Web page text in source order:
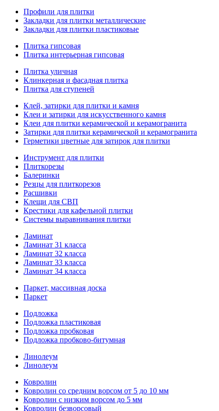
Профили для плитки
Закладки для плитки металлические
Закладки для плитки пластиковые
Плитка гипсовая
Плитка интерьерная гипсовая
Плитка уличная
Клинкерная и фасадная плитка
Плитка для ступеней
Клей, затирки для плитки и камня
Клеи и затирки для искусственного камня
Клеи для плитки керамической и керамогранита
Затирки для плитки керамической и керамогранита
Герметики цветные для затирок для плитки
Инструмент для плитки
Плиткорезы
Балеринки
Резцы для плиткорезов
Расшивки
Клещи для СВП
Крестики для кафельной плитки
Системы выравнивания плитки
Ламинат
Ламинат 31 класса
Ламинат 32 класса
Ламинат 33 класса
Ламинат 34 класса
Паркет, массивная доска
Паркет
Подложка
Подложка пластиковая
Подложка пробковая
Подложка пробково-битумная
Линолеум
Линолеум
Ковролин
Ковролин со средним ворсом от 5 до 10 мм
Ковролин с низким ворсом до 5 мм
Ковролин безворсовый